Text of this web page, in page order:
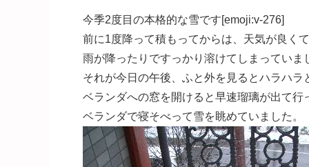
今季2度目の本格的な雪です[emoji:v-276]
前に1度降って積もってからは、天気が良く
雨が降ったりですっかり溶けてしまっていま
それが今日の午後、ふと外を見るとハラハラ
ベランダへの窓を開けると早速瑠璃が出て行
ベランダで寝そべって雪を眺めていました。